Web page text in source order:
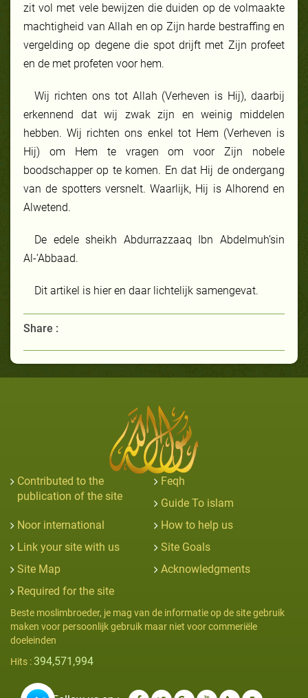
zit vol met vele bewijzen die duiden op de volmaakte
machtigheid van Allah en op Zijn harde bestraffing en
vergelding op degene die spot drijft met Zijn profeet
en de met profeten voor hem.
Wij richten ons tot Allah (Verheven is Hij), daarbij
erkennend dat wij zwak zijn en weinig middelen
hebben. Wij richten ons enkel tot Hem (Verheven is
Hij) om Hem te vragen om voor Zijn nobele
boodschapper op te komen. En dat Hij de ondergang
van de spotters versnelt. Waarlijk, Hij is Alhorend en
Alwetend.
De edele sheikh Abdurrazzaaq Ibn Abdelmuh’sin
Al-‘Abbaad.
Dit artikel is hier en daar lichtelijk samengevat.
Share :
Contributed to the
publication of the site
Feqh
Guide To islam
Noor international
How to help us
Link your site with us
Site Goals
Site Map
Acknowledgments
Required for the site
Beste moslimbroeder, je mag van de informatie op de site gebruik
maken voor persoonlijk gebruik maar niet voor commeriële
doeleinden
Hits : 394,571,994